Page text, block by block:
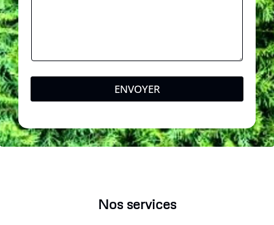
ENVOYER
Nos services